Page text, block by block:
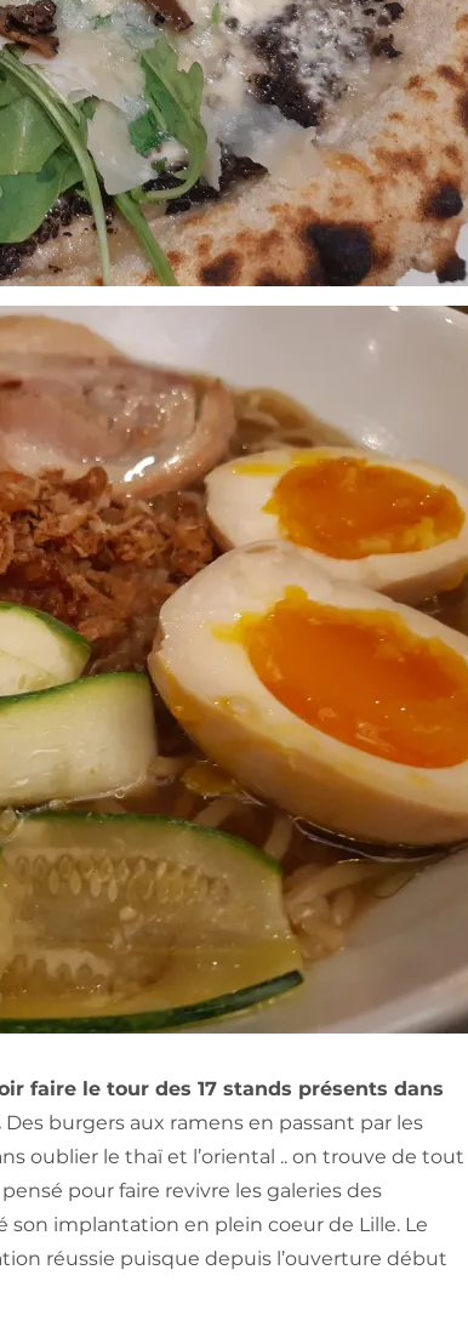
faire le tour des 17 stands présents dans
Des burgers aux ramens en passant par les
oublier le thaï et l’oriental .. on trouve de tout
pour faire revivre les galeries des
implantation en plein coeur de Lille. Le
réussie puisque depuis l’ouverture début